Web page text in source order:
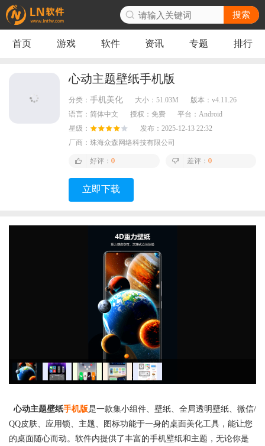
搜索
首页 游戏 软件 资讯 专题 排行
心动主题壁纸手机版
分类： 手机美化 大小： 51.03M 版本： v4.11.26
语言： 简体中文 授权： 免费 平台： Android
星级：
发布： 2025-12-13 22:32
厂商： 珠海众森网络科技有限公司
好评： 0 差评： 0
立即下载
心动主题壁纸手机版是一款集小组件、壁纸、全局透明壁纸、微信/
QQ皮肤、应用锁、主题、图标功能于一身的桌面美化工具，能让您
的桌面随心而动。软件内提供了丰富的手机壁纸和主题，无论你是